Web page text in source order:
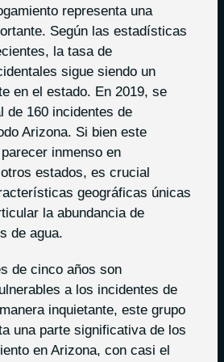
representa una
Según las estadísticas
la tasa de
sigue siendo un
en el estado. En 2019, se
de 160 incidentes de
Arizona. Si bien este
inmenso en
estados, es crucial
geográficas únicas
la abundancia de
de agua.
de cinco años son
a los incidentes de
inquietante, este grupo
una parte significativa de los
en Arizona, con casi el